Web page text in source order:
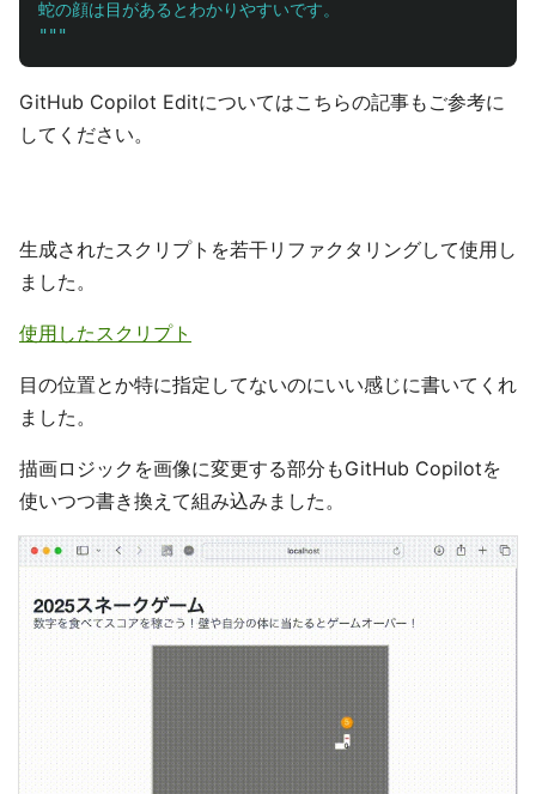
"""
GitHub Copilot Editについてはこちらの記事もご参考に
してください。
生成されたスクリプトを若干リファクタリングして使用し
ました。
使用したスクリプト
目の位置とか特に指定してないのにいい感じに書いてくれ
ました。
描画ロジックを画像に変更する部分もGitHub Copilotを
使いつつ書き換えて組み込みました。